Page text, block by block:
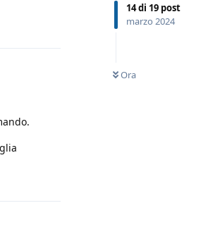
14di 19 post
marzo 2024
Ora